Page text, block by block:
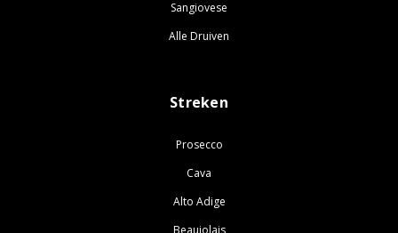
Sangiovese
Alle Druiven
Streken
Prosecco
Cava
Alto Adige
Beaujolais